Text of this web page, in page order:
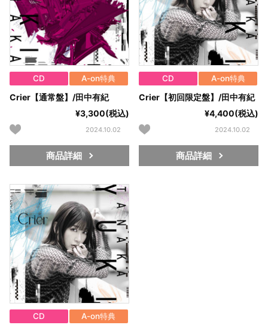
CD A-on特典
Crier【通常盤】/田中有紀
¥3,300(税込)
2024.10.02
商品詳細
CD A-on特典
Crier【初回限定盤】/田中有紀
¥4,400(税込)
2024.10.02
商品詳細
CD A-on特典